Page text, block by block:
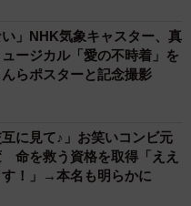
い」NHK気象キャスター、真
ージカル「愛の不時着」を
らポスターと記念撮影
互に見て♪」お笑いコンビ元
命を救う資格を取得「ええ
す！」→本名も明らかに